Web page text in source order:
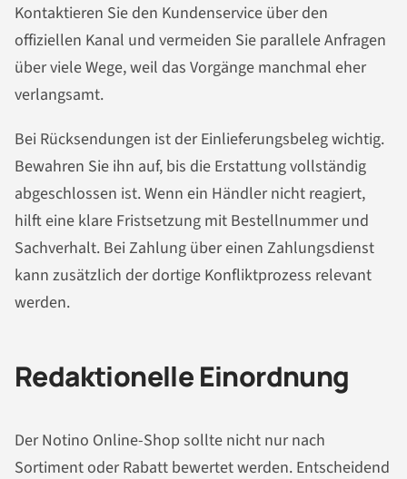
Kontaktieren Sie den Kundenservice über den
offiziellen Kanal und vermeiden Sie parallele Anfragen
über viele Wege, weil das Vorgänge manchmal eher
verlangsamt.
Bei Rücksendungen ist der Einlieferungsbeleg wichtig.
Bewahren Sie ihn auf, bis die Erstattung vollständig
abgeschlossen ist. Wenn ein Händler nicht reagiert,
hilft eine klare Fristsetzung mit Bestellnummer und
Sachverhalt. Bei Zahlung über einen Zahlungsdienst
kann zusätzlich der dortige Konfliktprozess relevant
werden.
Redaktionelle Einordnung
Der Notino Online-Shop sollte nicht nur nach
Sortiment oder Rabatt bewertet werden. Entscheidend